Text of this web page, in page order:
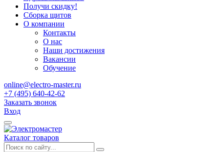
Получи скидку!
Сборка щитов
О компании
Контакты
О нас
Наши достижения
Вакансии
Обучение
online@electro-master.ru
+7 (495) 640-42-62
Заказать звонок
Вход
Каталог товаров